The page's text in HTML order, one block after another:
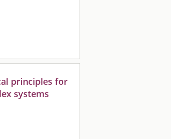
principles for
systems